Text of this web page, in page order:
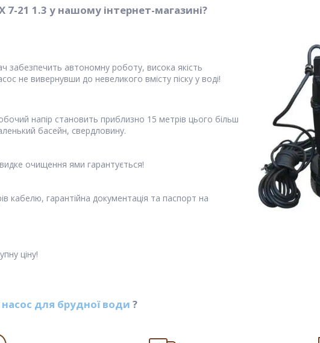
21 1.3 у нашому інтернет-магазині?
забезпечить автономну роботу, висока якість
не вивернувши до невеликого вмісту піску у воді!
напір становить приблизно 15 метрів цього більш
басейн, свердловину.
очищення ями гарантується!
кабелю, гарантійна документація та паспорт на
ціну!
для брудної води ?